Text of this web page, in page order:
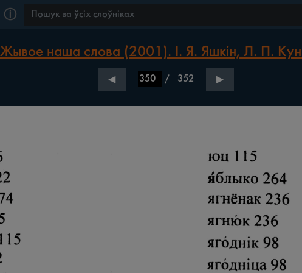
ⓘ
Жывое наша слова (2001). І. Я. Яшкін, Л. П.
◀ / 352 ▶